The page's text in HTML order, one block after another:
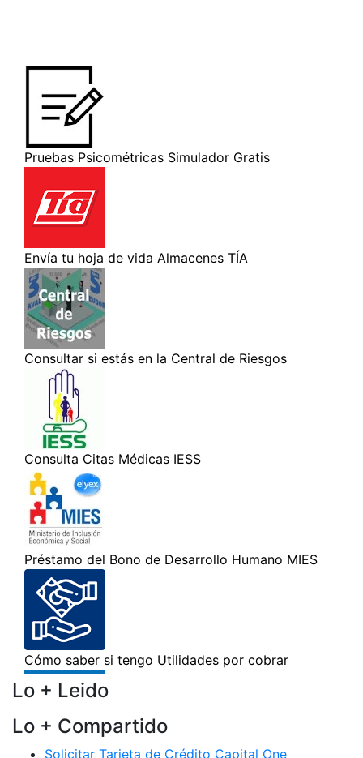
Lo + Leido
Lo + Compartido
Solicitar Tarjeta de Crédito Capital One